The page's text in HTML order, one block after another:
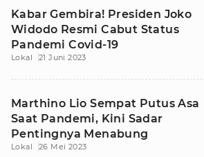
Kabar Gembira! Presiden Joko
Widodo Resmi Cabut Status
Pandemi Covid-19
Lokal 21 Juni 2023
Marthino Lio Sempat Putus Asa
Saat Pandemi, Kini Sadar
Pentingnya Menabung
Lokal 26 Mei 2023